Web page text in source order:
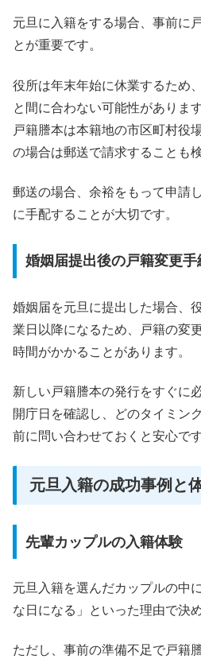
元旦に入籍をする場合、事前に
とが重要です。
役所は年末年始に休業するため
と間に合わない可能性があります
戸籍謄本は本籍地の市区町村役
の場合は郵送で請求することも
郵送の場合、余裕をもって申請
に手配することが大切です。
婚姻届提出後の戸籍変更手
婚姻届を元旦に提出した場合、
業日以降になるため、戸籍の変
時間がかかることがあります。
新しい戸籍謄本の発行をすぐに
開庁日を確認し、どのタイミン
前に問い合わせておくと安心です
元旦入籍の成功事例と
先輩カップルの入籍体験
元旦入籍を選んだカップルの中
な日になる」といった理由で決
ただし、事前の準備不足で戸籍